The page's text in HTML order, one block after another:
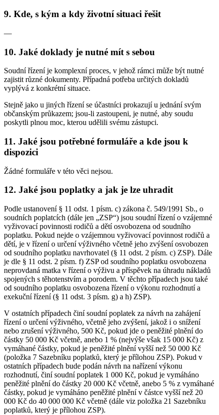
9. Kde, s kým a kdy životní situaci řešit
—
10. Jaké doklady je nutné mít s sebou
Soudní řízení je komplexní proces, v jehož rámci může být nutné
zajistit různé dokumenty. Případná potřeba určitých dokladů
vyplývá z konkrétní situace.
Stejně jako u jiných řízení se účastníci prokazují u jednání svým
občanským průkazem; jsou-li zastoupeni, je nutné, aby soudu
poskytli plnou moc, kterou udělili svému zástupci.
11. Jaké jsou potřebné formuláře a kde jsou k
dispozici
Žádné formuláře v této věci nejsou.
12. Jaké jsou poplatky a jak je lze uhradit
Podle ustanovení § 11 odst. 1 písm. c) zákona č. 549/1991 Sb., o
soudních poplatcích (dále jen „ZSP“) jsou soudní řízení o vzájemné
vyživovací povinnosti rodičů a dětí osvobozena od soudního
poplatku. Pokud nejde o vzájemnou vyživovací povinnost rodičů a
dětí, je v řízení o určení výživného včetně jeho zvýšení osvobozen
od soudního poplatku navrhovatel (§ 11 odst. 2 písm. c) ZSP). Dále
je dle § 11 odst. 2 písm. f) ZSP od soudního poplatku osvobozena
neprovdaná matka v řízení o výživu a příspěvek na úhradu nákladů
spojených s těhotenstvím a porodem. V těchto případech jsou také
od soudního poplatku osvobozena řízení o výkonu rozhodnutí a
exekuční řízení (§ 11 odst. 3 písm. g) a h) ZSP).
V ostatních případech činí soudní poplatek za návrh na zahájení
řízení o určení výživného, včetně jeho zvýšení, jakož i o snížení
nebo zrušení výživného, 500 Kč, pokud jde o peněžité plnění do
částky 50 000 Kč včetně, anebo 1 % (nejvýše však 15 000 Kč) z
vymáhané částky, pokud je peněžité plnění vyšší než 50 000 Kč
(položka 7 Sazebníku poplatků, který je přílohou ZSP). Pokud v
ostatních případech bude podán návrh na nařízení výkonu
rozhodnutí, činí soudní poplatek 1 000 Kč, pokud je vymáháno
peněžité plnění do částky 20 000 Kč včetně, anebo 5 % z vymáhané
částky, pokud je vymáháno peněžité plnění v částce vyšší než 20
000 Kč do 40 000 000 Kč včetně (dále viz položka 21 Sazebníku
poplatků, který je přílohou ZSP).